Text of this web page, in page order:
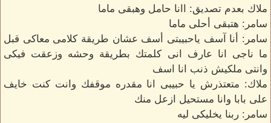
ملاك بعدم تصديق: اانا حامل وهبقى ماما
سامر: هتبقى أحلى ماما
سامر: أنا آسف ياحبيبتى أسف عشان طريقة كلامى معاكى قبل
ما ناجى انا عارف انى كلمتك بطريقة وحشه وزعقت فيكى
وانتى ملكيش ذنب انا اسف
ملاك: متعتذرش يا حبيبى انا مقدره موقفك وانت كنت خايف
على بابا وانا مستحيل ازعل منك
سامر: ربنا يخليكى ليه